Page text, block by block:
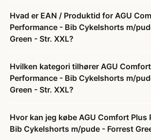
Hvad er EAN / Produktid for AGU
Performance - Bib Cykelshorts m/
Green - Str. XXL?
Hvilken kategori tilhører AGU
Performance - Bib Cykelshorts m/
Green - Str. XXL?
Hvor kan jeg købe AGU Comfort Plus
Bib Cykelshorts m/pude - Forrest